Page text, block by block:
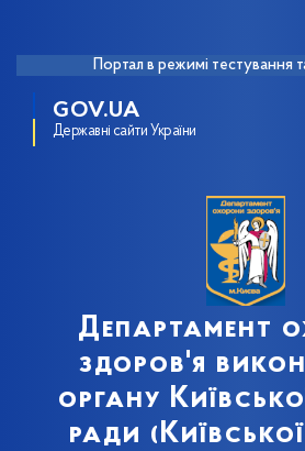
Портал в режимі тестування
GOV.UA
Державні сайти України
Департамент
здоров'я
органу
ради